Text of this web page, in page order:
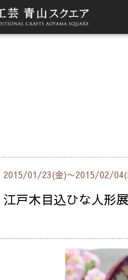
2015/01/23(金)〜2015/02/04(
江戸木目込ひな人形